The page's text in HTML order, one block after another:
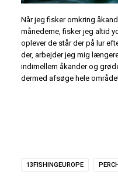
Når jeg fisker omkring
månederne, fisker jeg altid
oplever de står der på lur
der, arbejder jeg mig
indimellem åkander og
dermed afsøge hele
13FISHINGEUROPE